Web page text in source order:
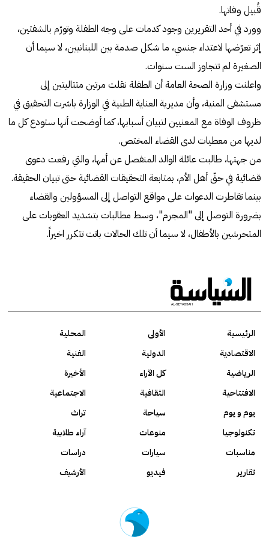
قُبيل وفاتها.
وورد في أحد التقريرين وجود كدمات على وجه الطفلة وتورّم بالشفتين،
إثر تعرّضها لاعتداء جنسي، ما شكل صدمة بين اللبنانيين، لا سيما أن
الصغيرة لم تتجاوز الست سنوات.
واعلنت وزارة الصحة العامة أن الطفلة نقلت مرتين متتاليتين إلى
مستشفى المنية، وأن مديرية العناية الطبية في الوزارة باشرت التحقيق في
ظروف الوفاة مع المعنيين لتبيان أسبابها، كما أوضحت أنها ستودع كل ما
لديها من معطيات لدى القضاء المختص.
من جهتها، طالبت عائلة الوالد المنفصل عن أمها، والتي رفعت دعوى
قضائية في حقّ أهل الأم، بمتابعة التحقيقات القضائية حتى تبيان الحقيقة.
بينما تقاطرت الدعوات على مواقع التواصل إلى المسؤولين والقضاء
بضرورة التوصل إلى "المجرم"، وسط مطالبات بتشديد العقوبات على
المتحرشين بالأطفال، لا سيما أن تلك الحالات باتت تتكرر اخيراً.
الرئيسية الأولى
المحلية
الاقتصادية
الدولية
الفنية
الرياضية
كل الآراء
الأخيرة
الافتتاحية
الثقافية
الاجتماعية
يوم و يوم
سياحة
تراث
تكنولوجيا
منوعات
آراء طلابية
مناسبات
سيارات
دراسات
تقارير
فيديو الأرشيف